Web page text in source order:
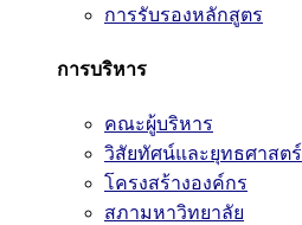
การรับรองหลักสูตร
การบริหาร
คณะผู้บริหาร
วิสัยทัศน์และยุทธศาสตร์
โครงสร้างองค์กร
สภามหาวิทยาลัย